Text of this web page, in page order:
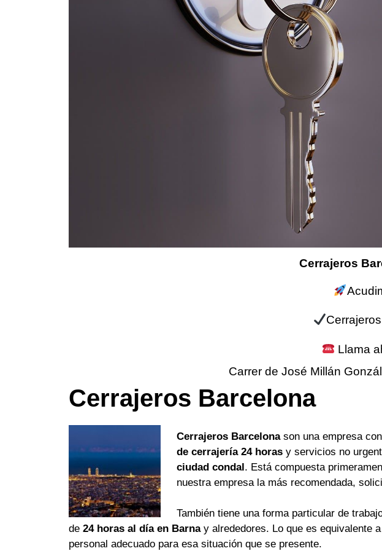
Cerrajeros
Llama
Carrer de José Millán
Cerrajeros Barcelona
Cerrajeros Barcelonason una empresa
de cerrajería 24 horasy servicios no
ciudad condal. Está compuesta
nuestra empresa la más recomendada,
También tiene una forma particular de
de 24 horas al día en Barnay alrededores. Lo que es equivalente
personal adecuado para esa situación que se presente.